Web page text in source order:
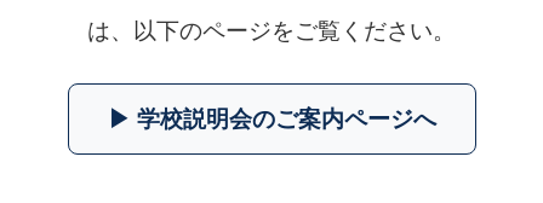
は、以下のページをご覧ください。
▶︎ 学校説明会のご案内ページへ